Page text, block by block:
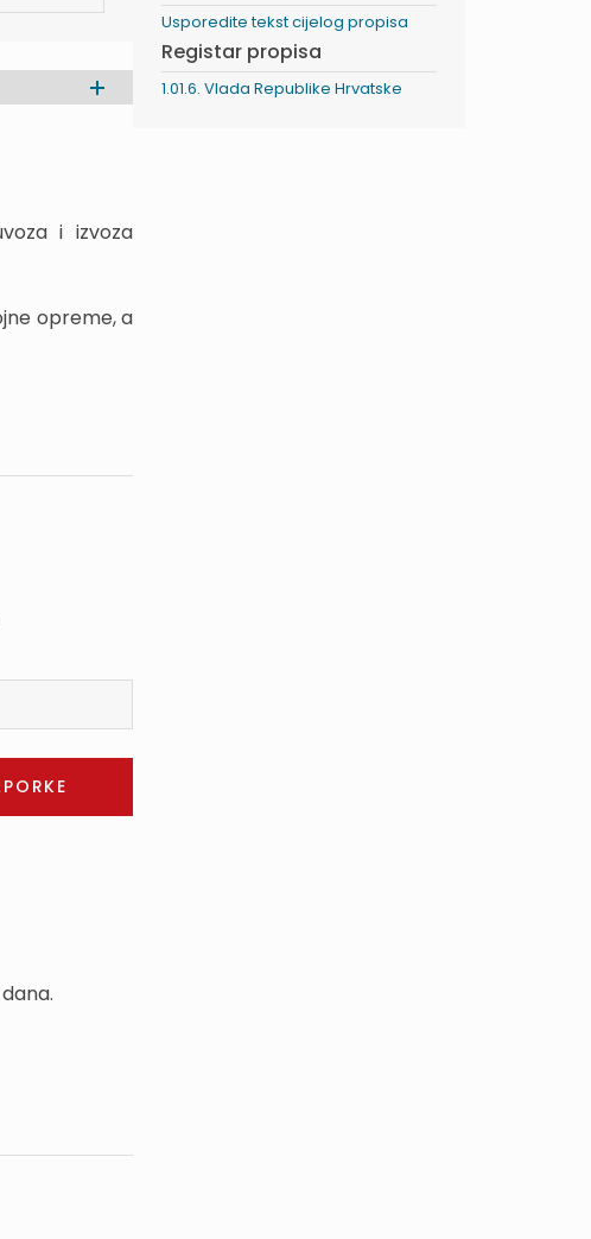
i izvoza
opreme, a
Usporedite tekst cijelog propisa
Registar propisa
1.01.6. Vlada Republike Hrvatske